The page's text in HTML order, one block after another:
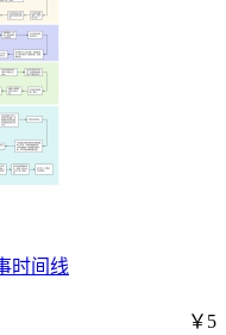
时间线
￥5